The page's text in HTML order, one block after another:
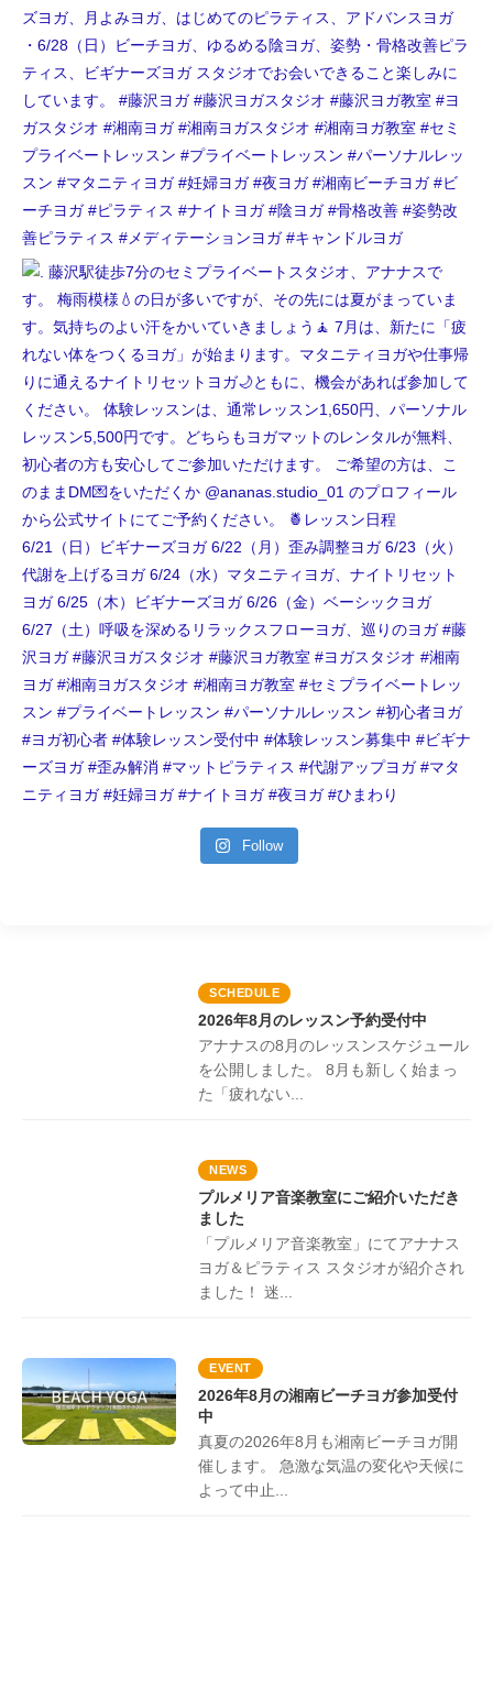
Follow
SCHEDULE
2026年8月のレッスン予約受付中
アナナスの8月のレッスンスケジュール
を公開しました。 8月も新しく始まっ
た「疲れない...
NEWS
プルメリア音楽教室にご紹介いただき
ました
「プルメリア音楽教室」にてアナナス
ヨガ＆ピラティス スタジオが紹介され
ました！ 迷...
EVENT
2026年8月の湘南ビーチヨガ参加受付
中
真夏の2026年8月も湘南ビーチヨガ開
催します。 急激な気温の変化や天候に
よって中止...